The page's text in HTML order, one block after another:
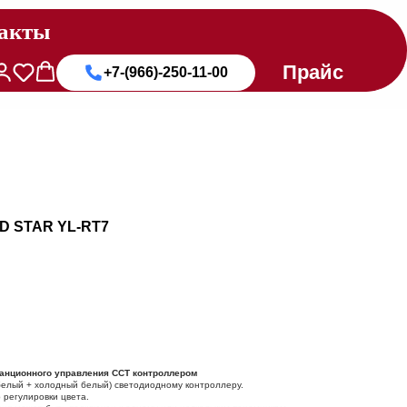
+7-(966)-250-11-00 Прайс
STAR YL-RT7
управления CCT контроллером
+ холодный белый) светодиодному контроллеру.
цвета.